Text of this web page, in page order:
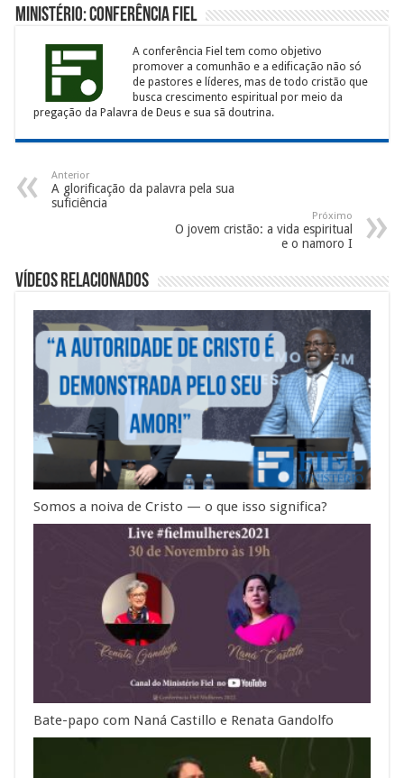
Ministério: Conferência Fiel
A conferência Fiel tem como objetivo
promover a comunhão e a edificação não só
de pastores e líderes, mas de todo cristão que
busca crescimento espiritual por meio da
pregação da Palavra de Deus e sua sã doutrina.
Anterior
A glorificação da palavra pela sua
suficiência
Próximo
O jovem cristão: a vida espiritual
e o namoro I
Vídeos Relacionados
Somos a noiva de Cristo — o que isso significa?
Bate-papo com Naná Castillo e Renata Gandolfo